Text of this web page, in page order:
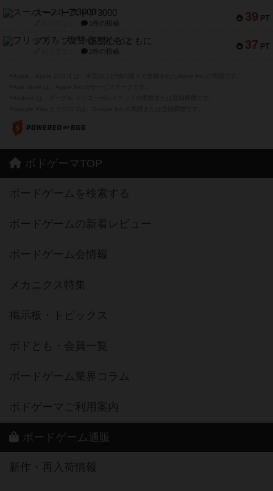
39 PT
スーパーストア3000
1件の投稿
37 PT
フリップ７：復讐心とともに
2件の投稿
ボドゲーマTOP
ボードゲームを検索する
ボードゲームの新着レビュー
ボードゲーム会情報
メカニクス特集
掲示板・トピックス
ボドとも・会員一覧
ボードゲーム業界コラム
ボドゲーマご利用案内
ボードゲーム通販
新作・再入荷情報